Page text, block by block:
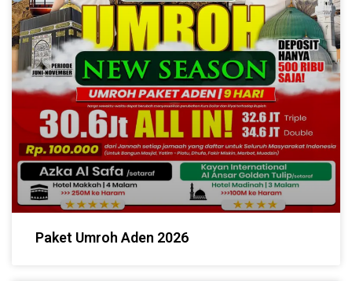
Paket Umroh Aden 2026